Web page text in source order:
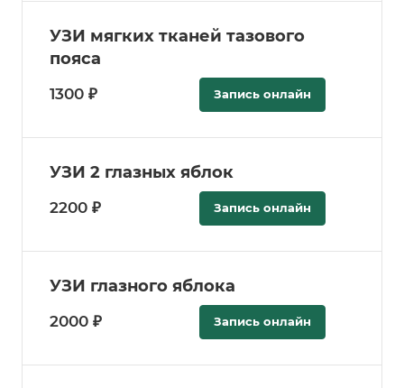
УЗИ мягких тканей тазового
пояса
1300 ₽ Запись онлайн
УЗИ 2 глазных яблок
2200 ₽ Запись онлайн
УЗИ глазного яблока
2000 ₽ Запись онлайн